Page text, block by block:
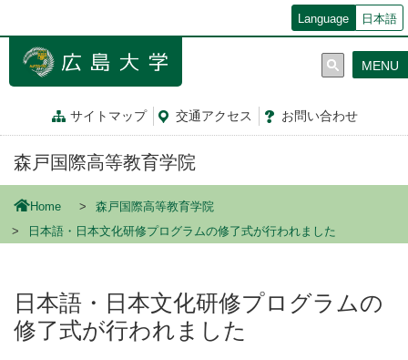
ン
Language 日本語
サイトマップ 交通アクセス お問い合わせ
MENU
森戸国際高等教育学院
Home
森戸国際高等教育学院
日本語・日本文化研修プログラムの修了式が行われました
日本語・日本文化研修プログラムの
修了式が行われました